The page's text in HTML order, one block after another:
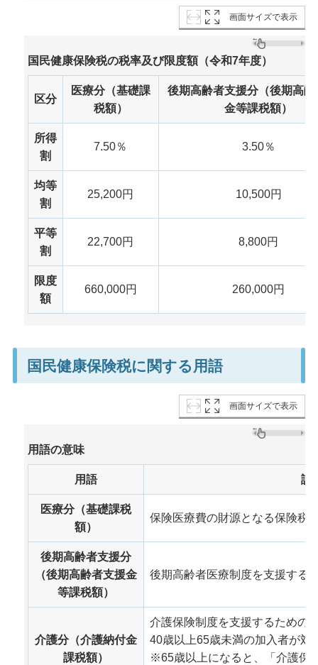
画面サイズで表示
国民健康保険税の税率及び限度額（令和7年度）
区分
医療分（基礎課
税額）
後期高齢者支援分（後期高齢
金等課税額）
所得
割
7.50％ 3.50％
均等
割
25,200円 10,500円
平等
割
22,700円 8,800円
限度
額
660,000円 260,000円
国民健康保険税に関する用語
画面サイズで表示
用語の意味
用語 説
医療分（基礎課税
額）
保険医療費の財源となる保険税
後期高齢者支援分
（後期高齢者支援金
等課税額）
後期高齢者医療制度を支援する
介護分（介護納付金
課税額）
介護保険制度を支援するための
40歳以上65歳未満の加入者が対
※65歳以上になると、「介護保